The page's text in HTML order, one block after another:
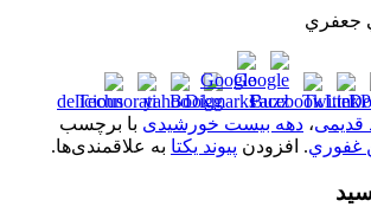
جعفري
قدیمی، دهه بیست خورشیدی با برچسب
. افزودن پیوند یکتا به علاقمندی‌ها.